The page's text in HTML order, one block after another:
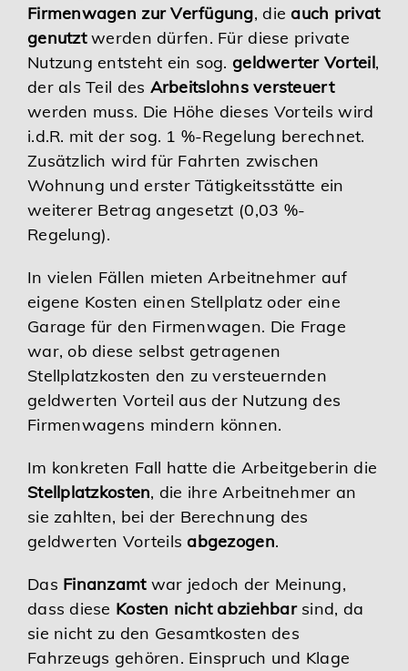
Firmenwagen zur Verfügung, dieauch privat
genutztwerden dürfen. Für diese private
Nutzung entsteht ein sog. geldwerter Vorteil,
der als Teil des Arbeitslohns versteuert
werden muss. Die Höhe dieses Vorteils wird
i.d.R. mit der sog. 1 %-Regelung berechnet.
Zusätzlich wird für Fahrten zwischen
Wohnung und erster Tätigkeitsstätte ein
weiterer Betrag angesetzt (0,03 %-
Regelung).
In vielen Fällen mieten Arbeitnehmer auf
eigene Kosten einen Stellplatz oder eine
Garage für den Firmenwagen. Die Frage
war, ob diese selbst getragenen
Stellplatzkosten den zu versteuernden
geldwerten Vorteil aus der Nutzung des
Firmenwagens mindern können.
Im konkreten Fall hatte die Arbeitgeberin die
Stellplatzkosten, die ihre Arbeitnehmer an
sie zahlten, bei der Berechnung des
geldwerten Vorteilsabgezogen.
Das Finanzamt war jedoch der Meinung,
dass diese Kosten nicht abziehbarsind, da
sie nicht zu den Gesamtkosten des
Fahrzeugs gehören. Einspruch und Klage